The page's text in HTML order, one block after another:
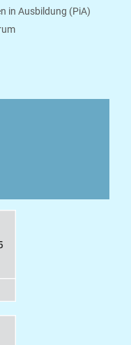
in Ausbildung (PiA)